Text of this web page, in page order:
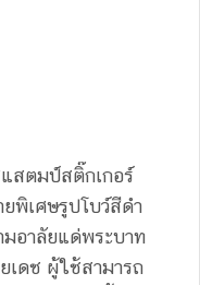
สตมป์สติ๊กเกอร์
พิเศษรูปโบว์สีดำ
อาลัยแด่พระบาท
เดช ผู้ใช้สามารถ